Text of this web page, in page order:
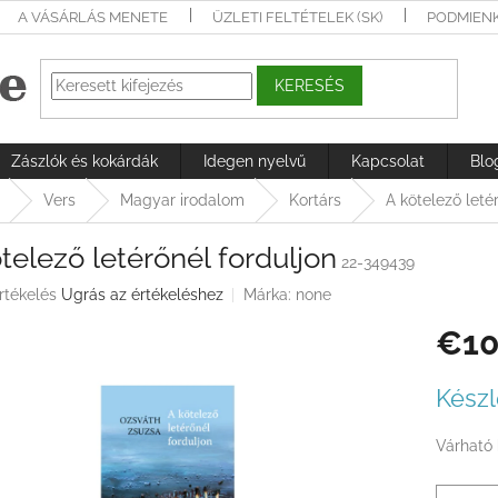
A VÁSÁRLÁS MENETE ÜZLETI FELTÉTELEK (SK)
KERESÉS
Zászlók és kokárdák Idegen nyelvű Kapcsolat
Vers Magyar irodalom Kortárs A kötelező
letérőnél forduljon 22-349439
Ugrás az értékeléshez Márka: none
Várható